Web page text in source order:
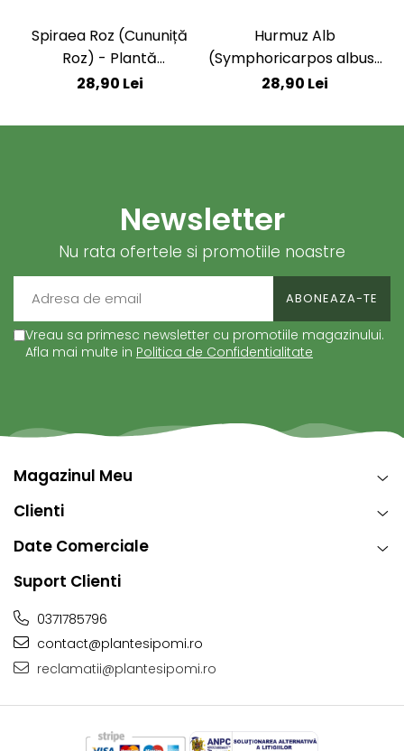
Spiraea Roz (Cununiță
Roz) - Plantă
Ornamentală - Ghiveci
28,90 Lei
Hurmuz Alb
(Symphoricarpos albus)
- Plantă Ornamentală -
28,90 Lei
Newsletter
Nu rata ofertele si promotiile noastre
Vreau sa primesc newsletter cu promotiile magazinului.
Afla mai multe in Politica de Confidentialitate
Magazinul Meu
Clienti
Date Comerciale
Suport Clienti
0371785796
contact@plantesipomi.ro
reclamatii@plantesipomi.ro